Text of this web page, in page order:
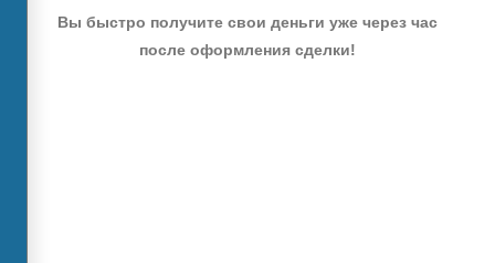
Вы быстро получите свои деньги уже через час
после оформления сделки!